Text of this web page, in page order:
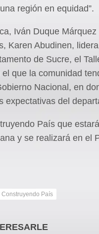
región en equidad”.
Iván Duque Márquez
Karen Abudinen,
de Sucre, el
que la comunidad
Nacional, en
expectativas del
País que
y se realizará en el
Construyendo País